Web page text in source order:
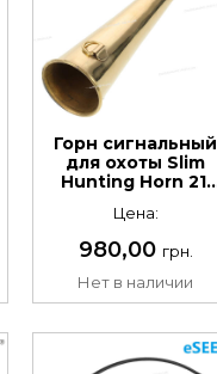
Горн сигнальный
для охоты Slim
Hunting Horn 21.
Цена:
980,00 грн.
Нет в наличии